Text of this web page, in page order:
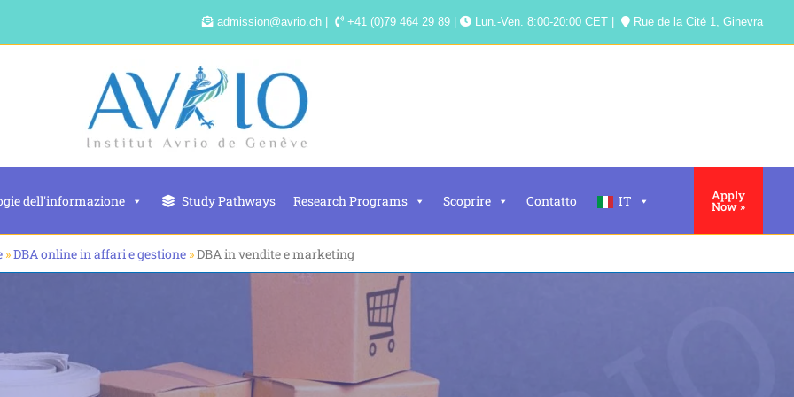
admission@avrio.ch | +41 (0)79 464 29 89 | Lun.-Ven. 8:00-20:00 CET | Rue de la Cité 1, Ginevra
dell'informazione Study Pathways Research Programs Scoprire Contatto IT Apply
Now »
»DBA online in affari e gestione »DBA in vendite e marketing